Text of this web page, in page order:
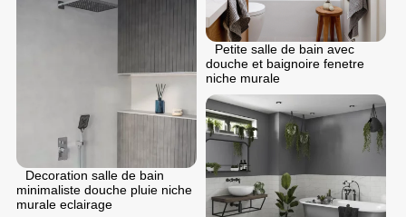
Petite salle de bain avec
douche et baignoire fenetre
niche murale
Decoration salle de bain
minimaliste douche pluie niche
murale eclairage